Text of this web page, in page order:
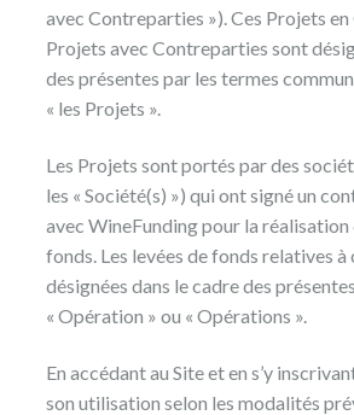
avec Contreparties »). Ces Projets
Projets avec Contreparties sont
des présentes par les termes
« les Projets ».
Les Projets sont portés par des
les « Société(s) ») qui ont signé un
avec WineFunding pour la réalisation
fonds. Les levées de fonds relatives
désignées dans le cadre des
« Opération » ou « Opérations ».
En accédant au Site et en s’y
son utilisation selon les modalités